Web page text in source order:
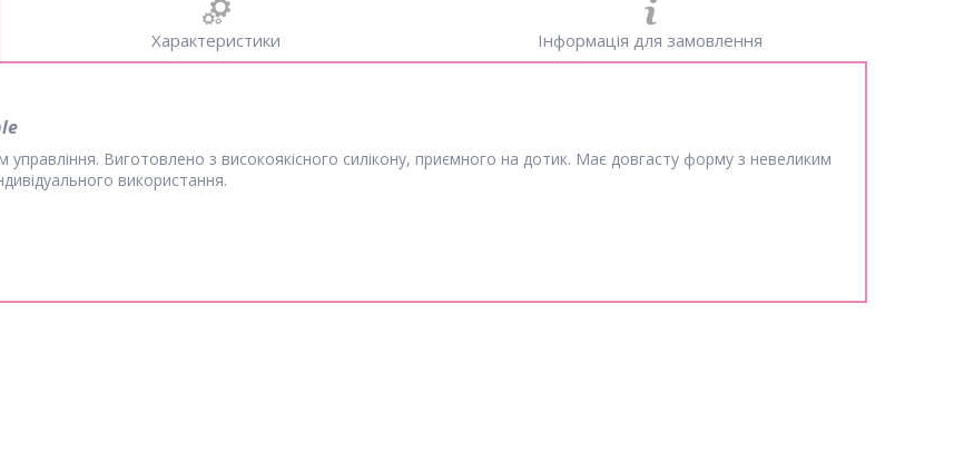
Характеристики Інформація для замовлення
управління. Виготовлено з високоякісного силікону, приємного на дотик. Має довгасту форму з невеликим
використання.